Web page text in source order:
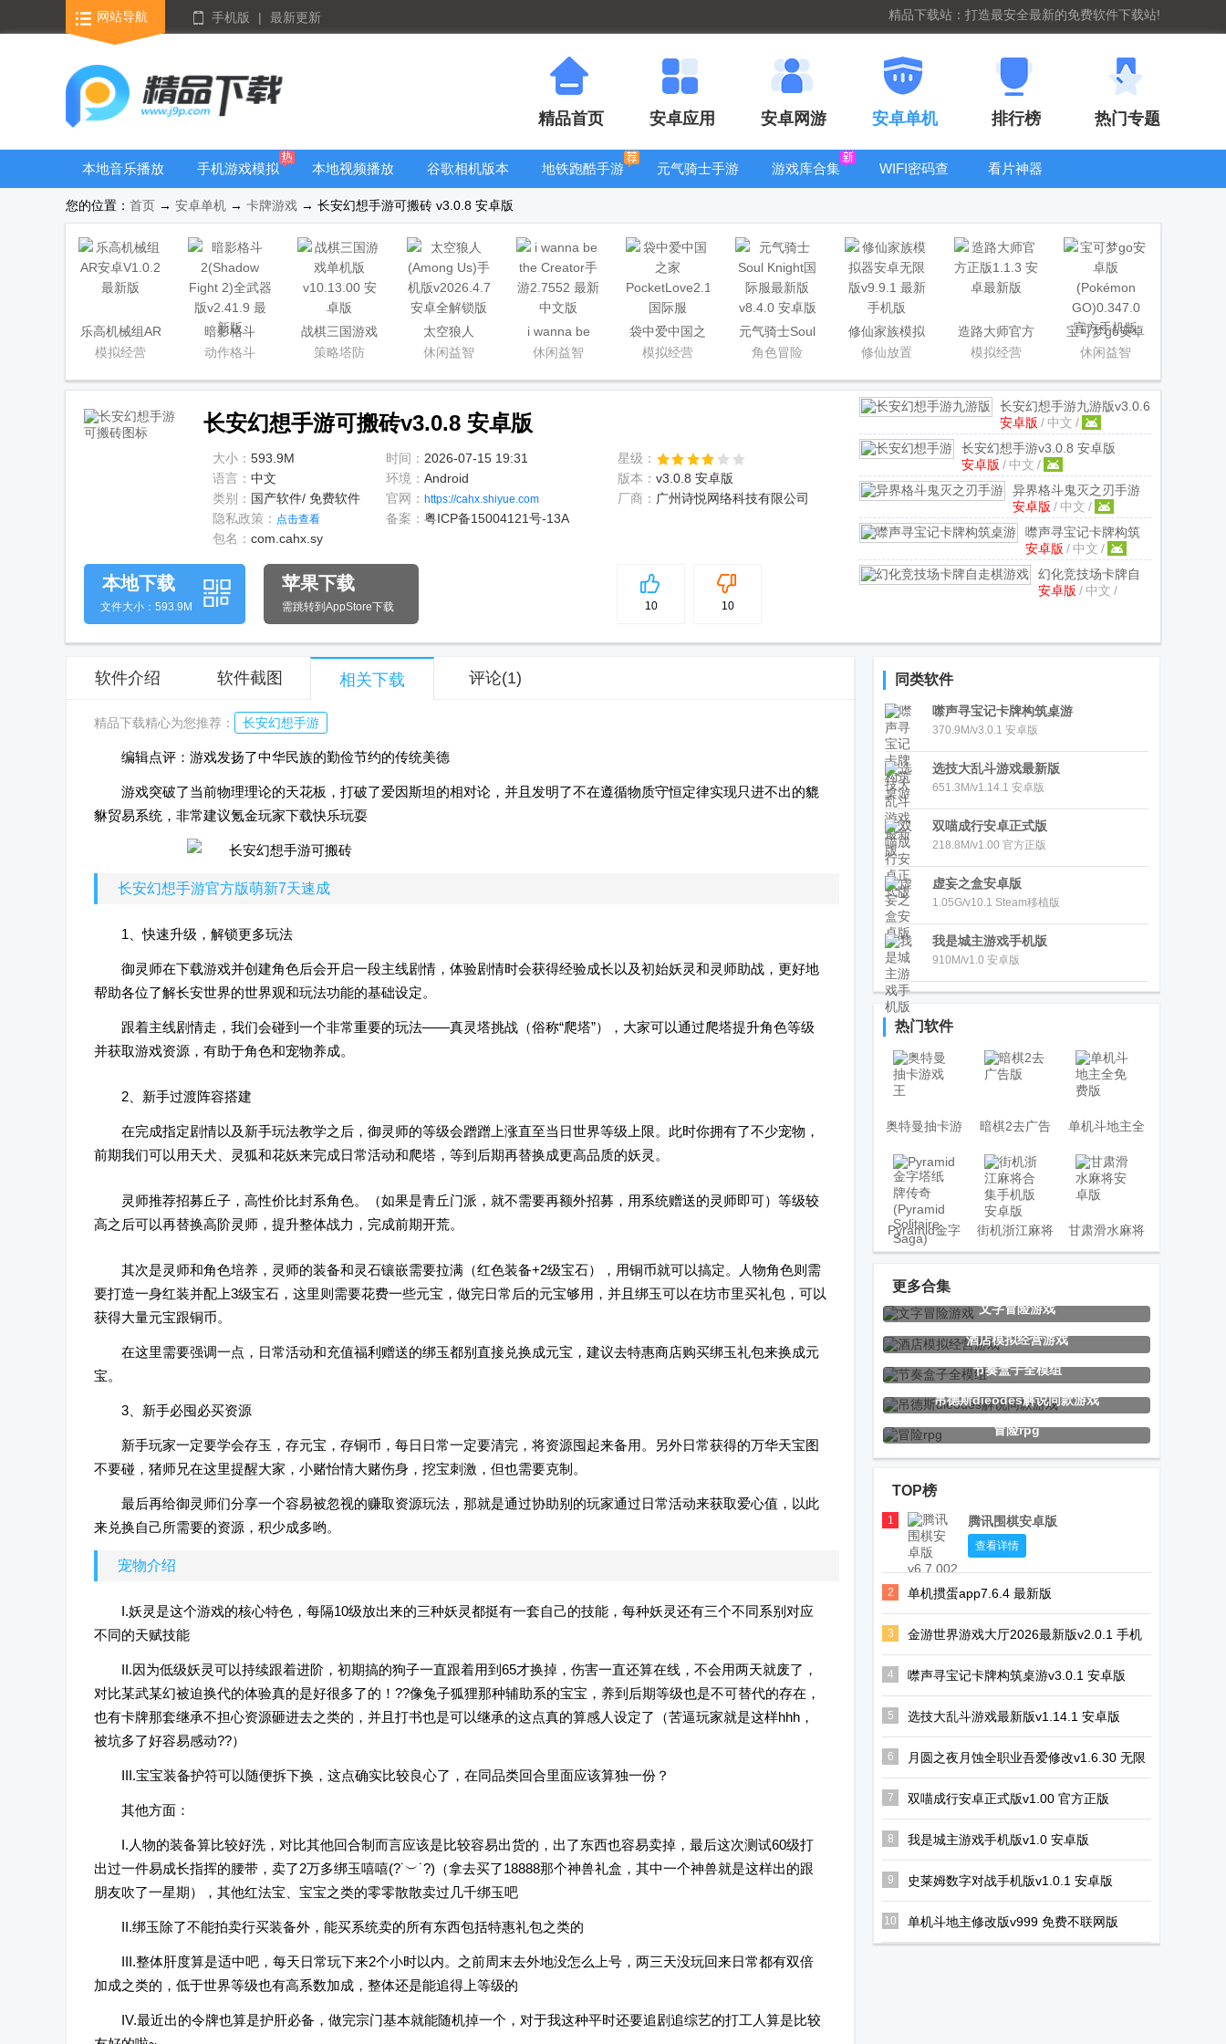
网站导航 手机版 | 最新更新 精品下载站：打造最安全最新的免费软件下载站!
精品首页 安卓应用 安卓网游 安卓单机 排行榜 热门专题
本地音乐播放
手机游戏模拟
器安卓版合集
本地视频播放
器
谷歌相机版本
大全
地铁跑酷手游
元气骑士手游
游戏库合集
WIFI密码查
看片神器
您的位置： 首页 → 安卓单机 → 卡牌游戏 → 长安幻想手游可搬砖 v3.0.8 安卓版
乐高机械组AR
模拟经营
暗影格斗
2(Shadow
版
动作格斗
战棋三国游戏
单机版
策略塔防
太空狼人
(Among Us)手
休闲益智
i wanna be
the Creator手
休闲益智
袋中爱中国之
家PocketLove
模拟经营
元气骑士Soul
Knight国际服
角色冒险
修仙家族模拟
器安卓无限版
修仙放置
造路大师官方
正版
模拟经营
宝可梦go安卓
版(Pokémon
休闲益智
长安幻想手游可搬砖v3.0.8 安卓版
大小： 593.9M 时间： 2026-07-15 19:31
星级：
语言： 中文 环境： Android 版本： v3.0.8 安卓版
类别： 国产软件/ 免费软件 官网： https://cahx.shiyue.com 厂商： 广州诗悦网络科技有限公司
隐私政策： 点击查看 备案： 粤ICP备15004121号-13A
包名： com.cahx.sy
长安幻想手游九游版v3.0.6
安卓版
安卓版 / 中文 /
长安幻想手游v3.0.8 安卓版
安卓版 / 中文 /
异界格斗鬼灭之刃手游
v12.119.10 安卓版
安卓版 / 中文 /
噤声寻宝记卡牌构筑
桌游v3.0.1 安卓版
安卓版 / 中文 /
幻化竞技场卡牌自
走棋游戏v0.1.0 安
安卓版 / 中文 /
5
10 10
本地下载
文件大小：593.9M
苹果下载
需跳转到AppStore下载
软件介绍 软件截图 相关下载 评论(1)
精品下载精心为您推荐： 长安幻想手游
编辑点评：游戏发扬了中华民族的勤俭节约的传统美德
游戏突破了当前物理理论的天花板，打破了爱因斯坦的相对论，并且发明了不在遵循物质守恒定律实现只进不出的貔
貅贸易系统，非常建议氪金玩家下载快乐玩耍
长安幻想手游官方版萌新7天速成
1、快速升级，解锁更多玩法
御灵师在下载游戏并创建角色后会开启一段主线剧情，体验剧情时会获得经验成长以及初始妖灵和灵师助战，更好地
帮助各位了解长安世界的世界观和玩法功能的基础设定。
跟着主线剧情走，我们会碰到一个非常重要的玩法——真灵塔挑战（俗称“爬塔”），大家可以通过爬塔提升角色等级
并获取游戏资源，有助于角色和宠物养成。
2、新手过渡阵容搭建
在完成指定剧情以及新手玩法教学之后，御灵师的等级会蹭蹭上涨直至当日世界等级上限。此时你拥有了不少宠物，
前期我们可以用天犬、灵狐和花妖来完成日常活动和爬塔，等到后期再替换成更高品质的妖灵。
灵师推荐招募丘子，高性价比封系角色。（如果是青丘门派，就不需要再额外招募，用系统赠送的灵师即可）等级较
高之后可以再替换高阶灵师，提升整体战力，完成前期开荒。
其次是灵师和角色培养，灵师的装备和灵石镶嵌需要拉满（红色装备+2级宝石），用铜币就可以搞定。人物角色则需
要打造一身红装并配上3级宝石，这里则需要花费一些元宝，做完日常后的元宝够用，并且绑玉可以在坊市里买礼包，可以
获得大量元宝跟铜币。
在这里需要强调一点，日常活动和充值福利赠送的绑玉都别直接兑换成元宝，建议去特惠商店购买绑玉礼包来换成元
宝。
3、新手必囤必买资源
新手玩家一定要学会存玉，存元宝，存铜币，每日日常一定要清完，将资源囤起来备用。另外日常获得的万华天宝图
不要碰，猪师兄在这里提醒大家，小赌怡情大赌伤身，挖宝刺激，但也需要克制。
最后再给御灵师们分享一个容易被忽视的赚取资源玩法，那就是通过协助别的玩家通过日常活动来获取爱心值，以此
来兑换自己所需要的资源，积少成多哟。
宠物介绍
I.妖灵是这个游戏的核心特色，每隔10级放出来的三种妖灵都挺有一套自己的技能，每种妖灵还有三个不同系别对应
不同的天赋技能
II.因为低级妖灵可以持续跟着进阶，初期搞的狗子一直跟着用到65才换掉，伤害一直还算在线，不会用两天就废了，
对比某武某幻被迫换代的体验真的是好很多了的！??像兔子狐狸那种辅助系的宝宝，养到后期等级也是不可替代的存在，
也有卡牌那套继承不担心资源砸进去之类的，并且打书也是可以继承的这点真的算感人设定了（苦逼玩家就是这样hhh，
被坑多了好容易感动??）
III.宝宝装备护符可以随便拆下换，这点确实比较良心了，在同品类回合里面应该算独一份？
其他方面：
I.人物的装备算比较好洗，对比其他回合制而言应该是比较容易出货的，出了东西也容易卖掉，最后这次测试60级打
出过一件易成长指挥的腰带，卖了2万多绑玉嘻嘻(?˙︶˙?)（拿去买了18888那个神兽礼盒，其中一个神兽就是这样出的跟
朋友吹了一星期），其他红法宝、宝宝之类的零零散散卖过几千绑玉吧
II.绑玉除了不能拍卖行买装备外，能买系统卖的所有东西包括特惠礼包之类的
III.整体肝度算是适中吧，每天日常玩下来2个小时以内。之前周末去外地没怎么上号，两三天没玩回来日常都有双倍
加成之类的，低于世界等级也有高系数加成，整体还是能追得上等级的
IV.最近出的令牌也算是护肝必备，做完宗门基本就能随机掉一个，对于我这种平时还要追剧追综艺的打工人算是比较
同类软件
噤声寻宝记卡牌构筑桌游
370.9M/v3.0.1 安卓版
选技大乱斗游戏最新版
651.3M/v1.14.1 安卓版
双喵成行安卓正式版
218.8M/v1.00 官方正版
虚妄之盒安卓版
1.05G/v10.1 Steam移植版
我是城主游戏手机版
910M/v1.0 安卓版
热门软件
奥特曼抽卡游
暗棋2去广告
版
单机斗地主全
免费版
Pyramid金字
塔纸牌传奇
(Pyramid
Solitaire
Saga)
街机浙江麻将
合集手机版安
甘肃滑水麻将
安卓版
迎春五子棋免
胡乐白银麻将
拆出绝版卡手
恋与深空
我的完美酒店
节奏盒子
Mechanic模组
最新版
余烬追忆sans
游戏
2026最新版
苏打传奇内置
菜单版下载
Steam移植版
寻忆手机版移
植版
更多合集
文字冒险游戏
酒店模拟经营游戏
节奏盒子全模组
吊德斯dieodes解说同款游戏
冒险rpg
TOP榜
1 腾讯围棋安卓版
查看详情
2 单机掼蛋app7.6.4 最新版
3
金游世界游戏大厅2026最新版v2.0.1 手机
版
4 噤声寻宝记卡牌构筑桌游v3.0.1 安卓版
5 选技大乱斗游戏最新版v1.14.1 安卓版
6
月圆之夜月蚀全职业吾爱修改v1.6.30 无限
金币版
7 双喵成行安卓正式版v1.00 官方正版
8 我是城主游戏手机版v1.0 安卓版
9 史莱姆数字对战手机版v1.0.1 安卓版
10 单机斗地主修改版v999 免费不联网版